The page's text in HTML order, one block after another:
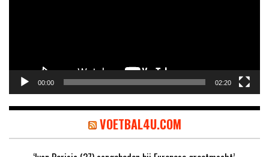
00:00 02:20
VOETBAL4U.COM